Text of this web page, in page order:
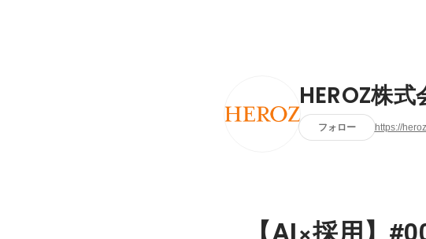
HEROZ株式
フォロー https://
【AI×採用】